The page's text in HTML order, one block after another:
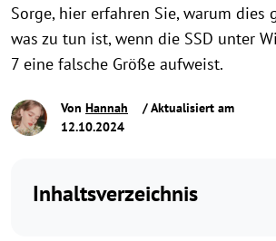
Sorge, hier erfahren Sie, warum dies
was zu tun ist, wenn die SSD unter
7 eine falsche Größe aufweist.
Von Hannah
/ Aktualisiert am
12.10.2024
Inhaltsverzeichnis